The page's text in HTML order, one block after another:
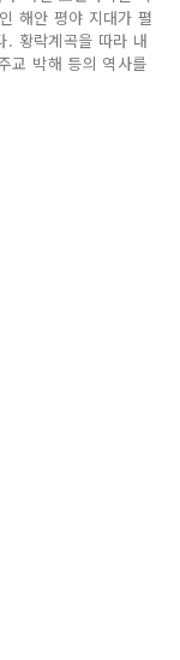
해안 평야 지대가 펼
. 황락계곡을 따라 내
교 박해 등의 역사를